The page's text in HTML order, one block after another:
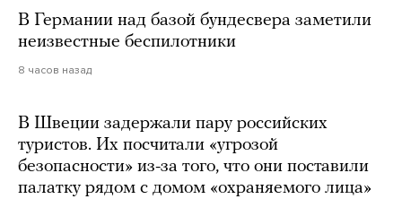
В Германии над базой бундесвера заметили
неизвестные беспилотники
8 часов назад
В Швеции задержали пару российских
туристов. Их посчитали «угрозой
безопасности» из-за того, что они поставили
палатку рядом с домом «охраняемого лица»